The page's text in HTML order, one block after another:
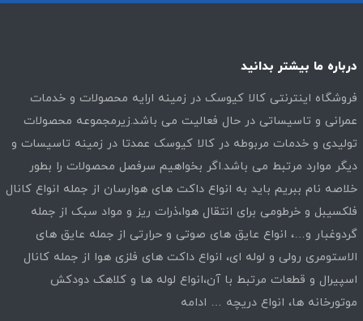
درباره ما بیشتر بدانید
فروشگاه اینترنتی کالا کیوسک در زمینه ارایه محصولات و خدمات
عمرانی و تاسیساتی در حال فعالیت می باشد.زیرمجموعه محصولات
تولیدی و خدمات مربوطه در کالا کیوسک عمدتا در زمینه تاسیسات و
دیگر موارد مرتبط می باشد.اگر بخواهیم سرفصل محصولات را بطور
خلاصه نام ببریم باید به انواع داکت های هوارسان از جمله انواع کانال
فلکسیبل و خرطومی برای انتقال هوا،ذرات ریز و مواد سبک از جمله
گردوغبار و…، انواع عایق های صوتی و حرارتی از جمله عایق های
الاستومری رولی و لوله ای، انواع داکت های فلزی هوا از جمله کانال
اسپیرال و قطعات مرتبط با آن،انواع لوله ها و کلاهک دودکش
موتورخانه ها، انواع دریچه … ادامه